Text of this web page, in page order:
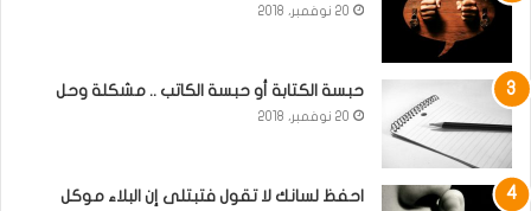
20 نوفمبر، 2018
حبسة الكتابة أو حبسة الكاتب .. مشكلة وحل
20 نوفمبر، 2018
احفظ لسانك لا تقول فتبتلى إن البلاء موكل